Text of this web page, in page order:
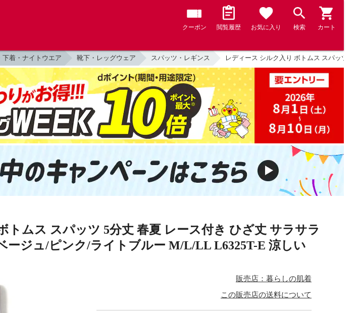
クーポン 閲覧履歴 お気に入り 検索 カート
下着・ナイトウエア 靴下・レッグウェア スパッツ・レギンス レディース シルク入り ボトムス スパッツ 5
トムス スパッツ 5分丈 春夏 レース付き ひざ丈 サラサラ
ージュ/ピンク/ライトブルー M/L/LL L6325T-E 涼しい
販売店：暮らしの肌着
この販売店の送料について